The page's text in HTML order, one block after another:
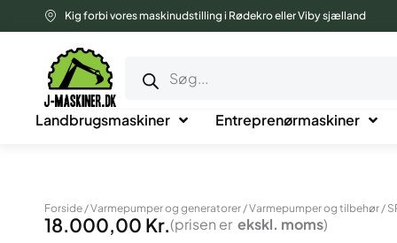
til
indholdet
Kig forbi vores maskinudstilling i Rødekro eller Viby sjælland
Landbrugsmaskiner Entreprenørmaskiner
Forside /Varmepumper og generatorer /Varmepumper og tilbehør /
18.000,00 Kr.(prisen er ekskl. moms)